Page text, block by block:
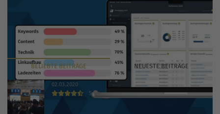
BELIEBTEBEITRÄGE NEUESTEBEITRÄGE
02.03.2020
5